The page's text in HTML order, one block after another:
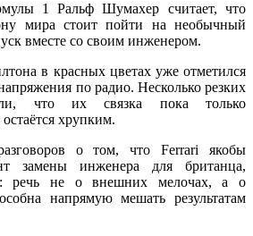
1 Ральф Шумахер считает, что
мира стоит пойти на необычный
вместе со своим инженером.
в красных цветах уже отметился
по радио. Несколько резких
что их связка пока только
хрупким.
о том, что Ferrari якобы
замены инженера для британца,
речь не о внешних мелочах, а о
напрямую мешать результатам